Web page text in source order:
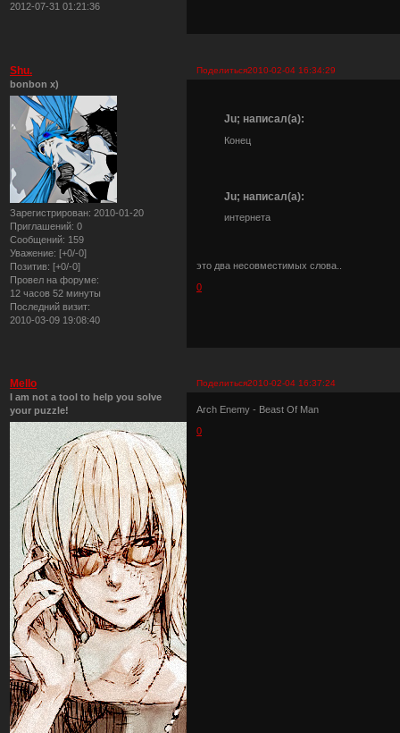
2012-07-31 01:21:36
Поделиться2010-02-04 16:34:29
Shu.
bonbon x)
Зарегистрирован: 2010-01-20
Приглашений: 0
Сообщений: 159
Уважение: [+0/-0]
Позитив: [+0/-0]
Провел на форуме:
12 часов 52 минуты
Последний визит:
2010-03-09 19:08:40
Ju; написал(а):
Конец
Ju; написал(а):
интернета
это два несовместимых слова..
0
Поделиться2010-02-04 16:37:24
Mello
I am not a tool to help you solve
your puzzle!
Arch Enemy - Beast Of Man
0